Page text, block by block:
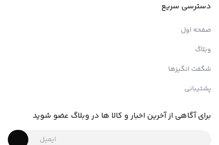
دسترسی سریع
صفحه اول
وبلاگ
شگفت انگیزها
پشتیبانی
برای آگاهی از آخرین اخبار و کالا ها در وبلاگ عضو شوید